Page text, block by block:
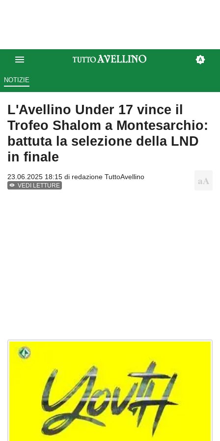
NOTIZIE
L'Avellino Under 17 vince il
Trofeo Shalom a Montesarchio:
battuta la selezione della LND
in finale
23.06.2025 18:15 di redazione TuttoAvellino
VEDI LETTURE